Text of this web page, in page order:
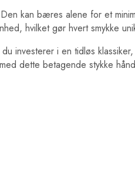
kan bæres alene for et
hvilket gør hvert smykke
investerer i en tidløs
dette betagende stykke